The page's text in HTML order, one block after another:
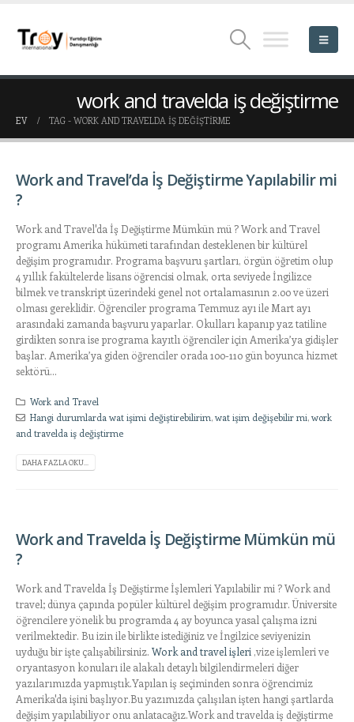
work and travelda iş değiştirme
EV TAG - WORK AND TRAVELDA IŞ DEĞIŞTIRME
Work and Travel’da İş Değiştirme Yapılabilir mi
?
Work and Travel'da İş Değiştirme Mümkün mü ? Work and Travel
programı Amerika hükümeti tarafından desteklenen bir kültürel
değişim programıdır. Programa başvuru şartları, örgün öğretim olup
4 yıllık fakültelerde lisans öğrencisi olmak, orta seviyede İngilizce
bilmek ve transkript üzerindeki genel not ortalamasının 2.00 ve üzeri
olması gereklidir. Öğrenciler programa Temmuz ayı ile Mart ayı
arasındaki zamanda başvuru yaparlar. Okulları kapanıp yaz tatiline
girdikten sonra ise programa kayıtlı öğrenciler için Amerika’ya gidişler
başlar. Amerika’ya giden öğrenciler orada 100-110 gün boyunca hizmet
sektörü...
Work and Travel
Hangi durumlarda wat işimi değiştirebilirim,wat işim değişebilir mi,work
and travelda iş değiştirme
DAHA FAZLA OKU...
Work and Travelda İş Değiştirme Mümkün mü
?
Work and Travelda İş Değiştirme İşlemleri Yapılabilir mi ? Work and
travel; dünya çapında popüler kültürel değişim programıdır. Üniversite
öğrencilere yönelik bu programda 4 ay boyunca yasal çalışma izni
verilmektedir. Bu izin ile birlikte istediğiniz ve İngilzice seviyenizin
uyduğu bir işte çalışabilirsiniz. Work and travel işleri ,vize işlemleri ve
oryantasyon konuları ile alakalı detaylı bilgilendirmeleri diğer
yazılarımızda yapmıştık.Yapılan iş seçiminden sonra öğrencimiz
Amerika'da işini başlıyor.Bu yazımızda çalışılan işten hangi şartlarda
değişim yapılabiliyor onu anlatacağız.Work and travelda iş değiştirme